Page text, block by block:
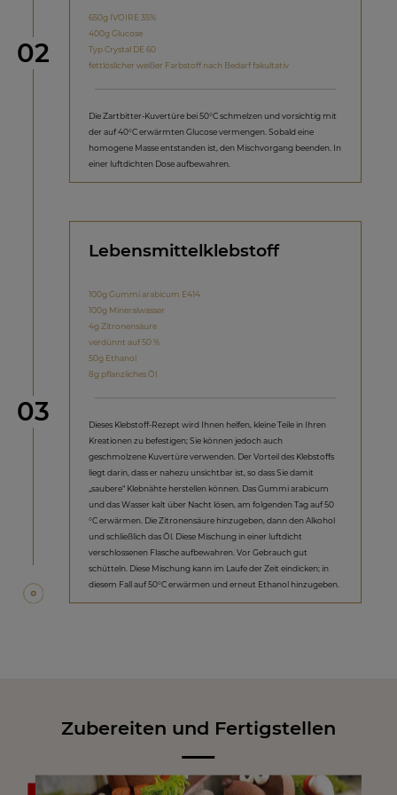
Schritt
02
650g IVOIRE 35%
400g Glucose
Typ Crystal DE 60
fettlöslicher weißer Farbstoff nach Bedarf fakultativ
Die Zartbitter-Kuvertüre bei 50°C schmelzen und vorsichtig mit
der auf 40°C erwärmten Glucose vermengen. Sobald eine
homogene Masse entstanden ist, den Mischvorgang beenden. In
einer luftdichten Dose aufbewahren.
Schritt
03
Lebensmittelklebstoff
100g Gummi arabicum E414
100g Mineralwasser
4g Zitronensäure
verdünnt auf 50 %
50g Ethanol
8g pflanzliches Öl
Dieses Klebstoff-Rezept wird Ihnen helfen, kleine Teile in Ihren
Kreationen zu befestigen; Sie können jedoch auch
geschmolzene Kuvertüre verwenden. Der Vorteil des Klebstoffs
liegt darin, dass er nahezu unsichtbar ist, so dass Sie damit
„saubere“ Klebnähte herstellen können. Das Gummi arabicum
und das Wasser kalt über Nacht lösen, am folgenden Tag auf 50
°C erwärmen. Die Zitronensäure hinzugeben, dann den Alkohol
und schließlich das Öl. Diese Mischung in einer luftdicht
verschlossenen Flasche aufbewahren. Vor Gebrauch gut
schütteln. Diese Mischung kann im Laufe der Zeit eindicken; in
diesem Fall auf 50°C erwärmen und erneut Ethanol hinzugeben.
Zubereiten und Fertigstellen